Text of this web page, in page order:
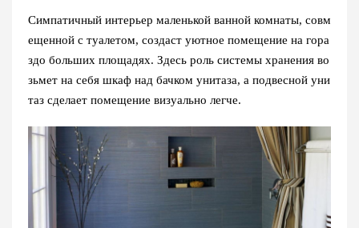
Симпатичный интерьер маленькой ванной комнаты, совм
ещенной с туалетом, создаст уютное помещение на гора
здо больших площадях. Здесь роль системы хранения во
зьмет на себя шкаф над бачком унитаза, а подвесной уни
таз сделает помещение визуально легче.